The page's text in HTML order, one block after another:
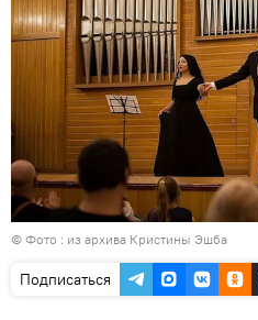
© Фото : из архива Кристины Эшба
Подписаться